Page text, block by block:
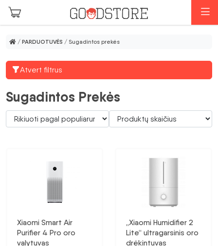
Pereiti prie pagrindinio turinio
/ PARDUOTUVĖS / Sugadintos prekės
Atvert filtrus
Sugadintos Prekės
Xiaomi Smart Air
Purifier 4 Pro oro
valytuvas
„Xiaomi Humidifier 2
Lite“ ultragarsinis oro
drėkintuvas